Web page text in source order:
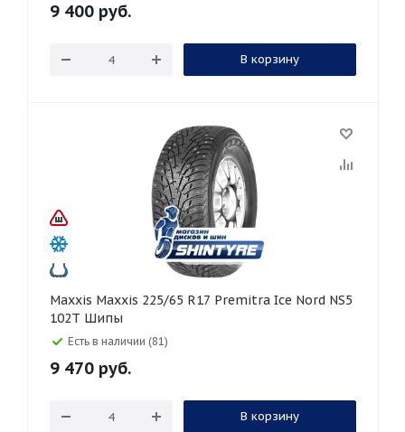
9 400 руб.
В корзину
Maxxis Maxxis 225/65 R17 Premitra Ice Nord NS5
102T Шипы
Есть в наличии (81)
9 470 руб.
В корзину